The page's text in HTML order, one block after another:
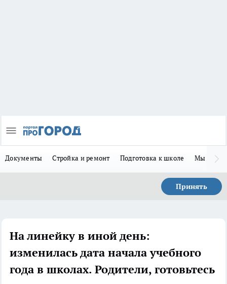
Документы Стройка и ремонт Подготовка к школе Мы в MAX
Принять
На линейку в иной день:
изменилась дата начала учебного
года в школах. Родители, готовьтесь